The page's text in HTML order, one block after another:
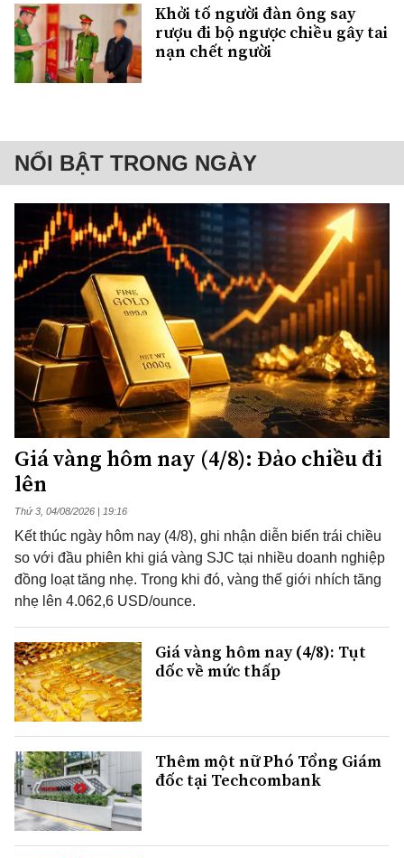
Khởi tố người đàn ông say
rượu đi bộ ngược chiều gây tai
nạn chết người
NỔI BẬT TRONG NGÀY
Giá vàng hôm nay (4/8): Đảo chiều đi
lên
Thứ 3, 04/08/2026 | 19:16
Kết thúc ngày hôm nay (4/8), ghi nhận diễn biến trái chiều
so với đầu phiên khi giá vàng SJC tại nhiều doanh nghiệp
đồng loạt tăng nhẹ. Trong khi đó, vàng thế giới nhích tăng
nhẹ lên 4.062,6 USD/ounce.
Giá vàng hôm nay (4/8): Tụt
dốc về mức thấp
Thêm một nữ Phó Tổng Giám
đốc tại Techcombank